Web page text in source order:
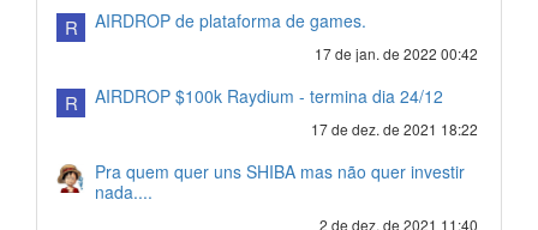
R AIRDROP de plataforma de games.
17 de jan. de 2022 00:42
R AIRDROP $100k Raydium - termina dia 24/12
17 de dez. de 2021 18:22
Pra quem quer uns SHIBA mas não quer investir
nada....
2 de dez. de 2021 11:40